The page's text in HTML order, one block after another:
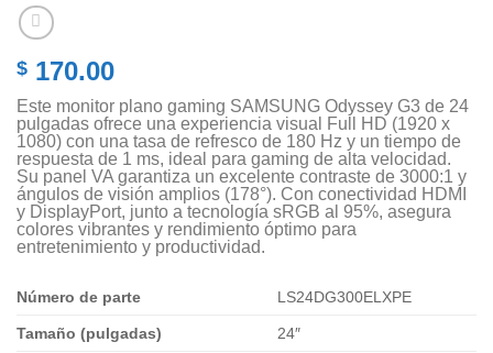
$ 170.00
Este monitor plano gaming SAMSUNG Odyssey G3 de 24
pulgadas ofrece una experiencia visual Full HD (1920 x
1080) con una tasa de refresco de 180 Hz y un tiempo de
respuesta de 1 ms, ideal para gaming de alta velocidad.
Su panel VA garantiza un excelente contraste de 3000:1 y
ángulos de visión amplios (178°). Con conectividad HDMI
y DisplayPort, junto a tecnología sRGB al 95%, asegura
colores vibrantes y rendimiento óptimo para
entretenimiento y productividad.
Número de parte LS24DG300ELXPE
Tamaño (pulgadas) 24″